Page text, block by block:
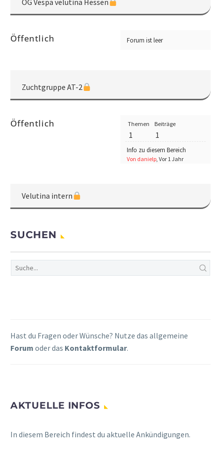
OG Vespa velutina Hessen
Öffentlich Forum ist leer
Zuchtgruppe AT-2
Öffentlich Themen
1
Beiträge
1
Info zu diesem Bereich
Von danielp, Vor 1 Jahr
Velutina intern
SUCHEN
Hast du Fragen oder Wünsche? Nutze das allgemeine
Forum oder das Kontaktformular.
AKTUELLE INFOS
In diesem Bereich findest du aktuelle Ankündigungen.